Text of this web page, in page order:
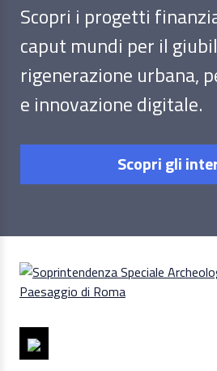
Scopri i progetti
caput mundi per il
rigenerazione urbana,
e innovazione digitale.
Scopri gli